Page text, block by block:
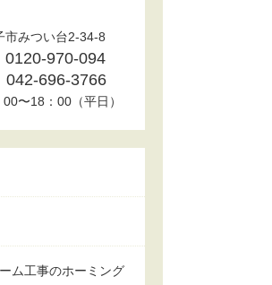
市みつい台2-34-8
0120-970-094
042-696-3766
〜18：00（平日）
ム工事のホーミング